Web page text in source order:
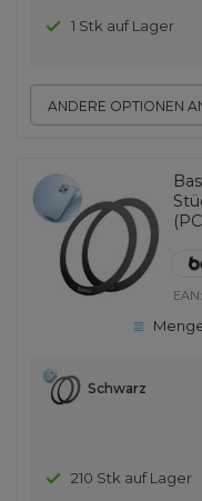
ANDERE OPTIONEN
1 Stk auf Lager
Schwarz
210 Stk auf Lager